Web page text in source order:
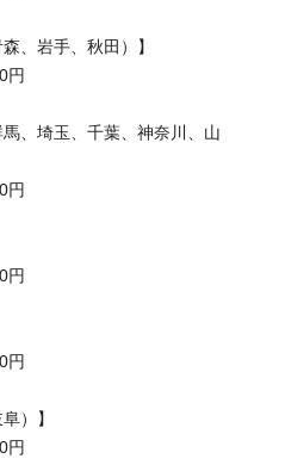
、岩手、秋田）】
円
、埼玉、千葉、神奈川、山
円
円
円
）】
円